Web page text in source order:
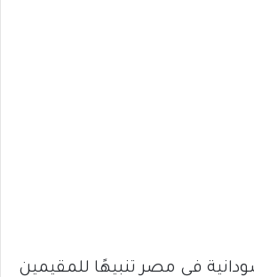
في مصر تنبيهًا للمقيمين